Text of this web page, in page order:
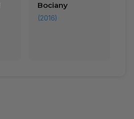
Bociany
(2016)